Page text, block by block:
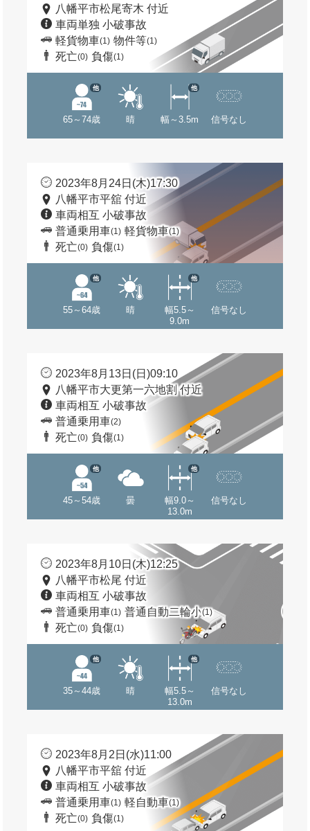
八幡平市松尾寄木 付近
車両単独 小破事故
軽貨物車(1) 物件等(1)
死亡(0) 負傷(1)
65～74歳
他
晴 幅～3.5m
他
信号なし
2023年8月24日(木)17:30
八幡平市平舘 付近
車両相互 小破事故
普通乗用車(1) 軽貨物車(1)
死亡(0) 負傷(1)
55～64歳
他
晴
幅5.5～
9.0m
他
信号なし
2023年8月13日(日)09:10
八幡平市大更第一六地割 付近
車両相互 小破事故
普通乗用車(2)
死亡(0) 負傷(1)
45～54歳
他
曇
幅9.0～
13.0m
他
信号なし
2023年8月10日(木)12:25
八幡平市松尾 付近
車両相互 小破事故
普通乗用車(1) 普通自動二輪小(1)
死亡(0) 負傷(1)
35～44歳
他
晴
幅5.5～
13.0m
他
信号なし
2023年8月2日(水)11:00
八幡平市平舘 付近
車両相互 小破事故
普通乗用車(1) 軽自動車(1)
死亡(0) 負傷(1)